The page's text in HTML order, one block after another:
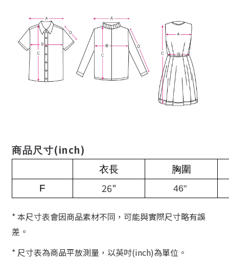
商品尺寸(inch)
衣長
胸圍
F
26" 46"
* 本尺寸表會因商品素材不同，可能與實際尺寸略有誤
差。
* 尺寸表為商品平放測量，以英吋(inch)為單位。